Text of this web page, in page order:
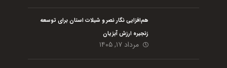
هم‌افزایی نگار نصر و شیلات استان برای توسعه
زنجیره ارزش آبزیان
مرداد ۱۷, ۱۴۰۵